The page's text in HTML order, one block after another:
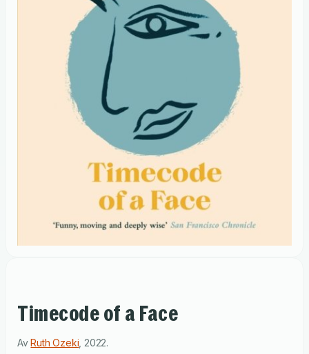
Timecode of a Face
AvRuth Ozeki 2022.